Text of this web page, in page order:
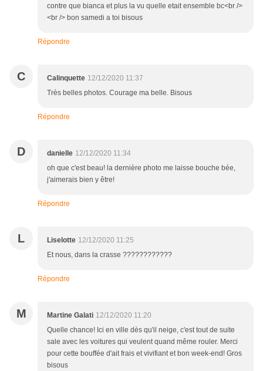
contre que bianca et plus la vu quelle etait ensemble bc<br />
<br /> bon samedi a toi bisous
Répondre
C Calinquette 12/12/2020 11:37
Très belles photos. Courage ma belle. Bisous
Répondre
D danielle 12/12/2020 11:34
oh que c'est beau! la dernière photo me laisse bouche bée,
j'aimerais bien y être!
Répondre
L Liselotte 12/12/2020 11:25
Et nous, dans la crasse ????????????
Répondre
M Martine Galati 12/12/2020 11:20
Quelle chance! Ici en ville dès qu'il neige, c'est tout de suite
sale avec les voitures qui veulent quand même rouler. Merci
pour cette bouffée d'ait frais et vivifiant et bon week-end! Gros
bisous